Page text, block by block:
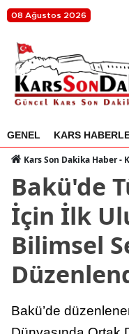
08 Ağustos 2026
GENEL KARS
Kars Son Dakika Haber -
Bakü'de
İçin İlk
Bilimsel
Bakü’de